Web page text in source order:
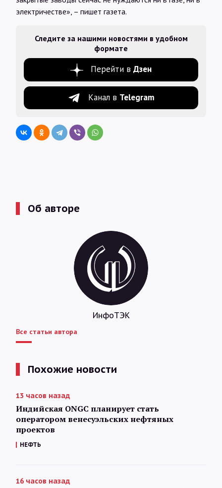
электричестве», – пишет газета.
Следите за нашими новостями в удобном
формате
Перейти в Дзен
Канал в Telegram
Об авторе
ИнфоТЭК
Все статьи автора
Похожие новости
13 часов назад
Индийская ONGC планирует стать
оператором венесуэльских нефтяных
проектов
НЕФТЬ
16 часов назад